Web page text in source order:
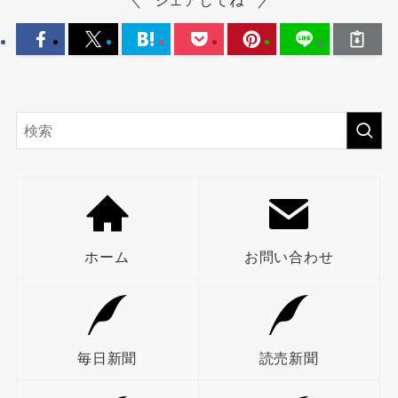
ホーム お問い合わせ
毎日新聞 読売新聞